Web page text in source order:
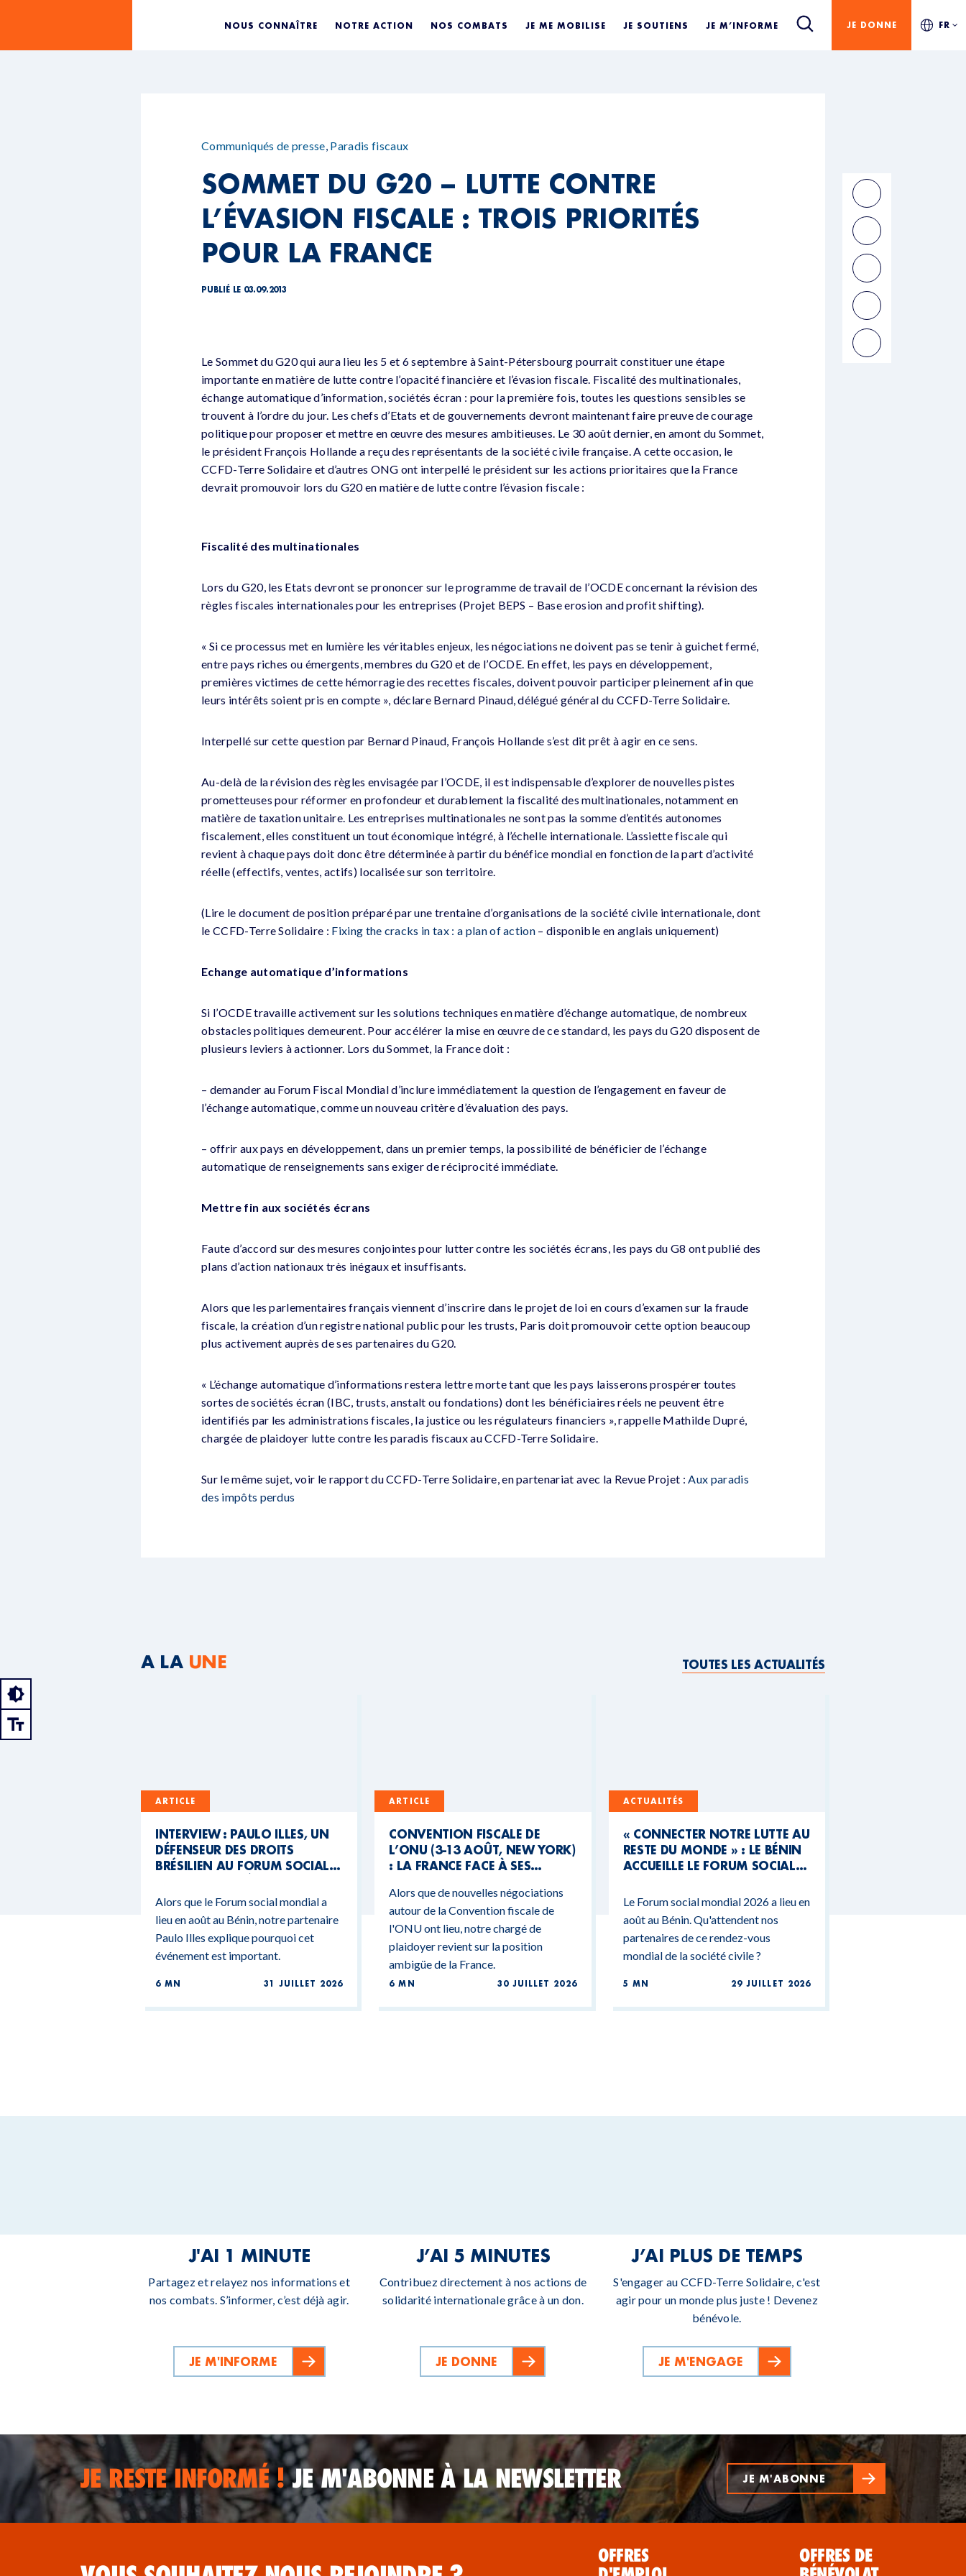
NOUS CONNAÎTRE NOTRE ACTION NOS COMBATS JE ME MOBILISE JE SOUTIENS JE M’INFORME JE DONNE FR
Communiqués de presse, Paradis fiscaux
SOMMET DU G20 – LUTTE CONTRE
L’ÉVASION FISCALE : TROIS PRIORITÉS
POUR LA FRANCE
PUBLIÉ LE 03.09.2013
Le Sommet du G20 qui aura lieu les 5 et 6 septembre à Saint-Pétersbourg pourrait constituer une étape
importante en matière de lutte contre l’opacité financière et l’évasion fiscale. Fiscalité des multinationales,
échange automatique d’information, sociétés écran : pour la première fois, toutes les questions sensibles se
trouvent à l’ordre du jour. Les chefs d’Etats et de gouvernements devront maintenant faire preuve de courage
politique pour proposer et mettre en œuvre des mesures ambitieuses. Le 30 août dernier, en amont du Sommet,
le président François Hollande a reçu des représentants de la société civile française. A cette occasion, le
CCFD-Terre Solidaire et d’autres ONG ont interpellé le président sur les actions prioritaires que la France
devrait promouvoir lors du G20 en matière de lutte contre l’évasion fiscale :
Fiscalité des multinationales
Lors du G20, les Etats devront se prononcer sur le programme de travail de l’OCDE concernant la révision des
règles fiscales internationales pour les entreprises (Projet BEPS – Base erosion and profit shifting).
« Si ce processus met en lumière les véritables enjeux, les négociations ne doivent pas se tenir à guichet fermé,
entre pays riches ou émergents, membres du G20 et de l’OCDE. En effet, les pays en développement,
premières victimes de cette hémorragie des recettes fiscales, doivent pouvoir participer pleinement afin que
leurs intérêts soient pris en compte », déclare Bernard Pinaud, délégué général du CCFD-Terre Solidaire.
Interpellé sur cette question par Bernard Pinaud, François Hollande s’est dit prêt à agir en ce sens.
Au-delà de la révision des règles envisagée par l’OCDE, il est indispensable d’explorer de nouvelles pistes
prometteuses pour réformer en profondeur et durablement la fiscalité des multinationales, notamment en
matière de taxation unitaire. Les entreprises multinationales ne sont pas la somme d’entités autonomes
fiscalement, elles constituent un tout économique intégré, à l’échelle internationale. L’assiette fiscale qui
revient à chaque pays doit donc être déterminée à partir du bénéfice mondial en fonction de la part d’activité
réelle (effectifs, ventes, actifs) localisée sur son territoire.
(Lire le document de position préparé par une trentaine d’organisations de la société civile internationale, dont
le CCFD-Terre Solidaire : Fixing the cracks in tax : a plan of action – disponible en anglais uniquement)
Echange automatique d’informations
Si l’OCDE travaille activement sur les solutions techniques en matière d’échange automatique, de nombreux
obstacles politiques demeurent. Pour accélérer la mise en œuvre de ce standard, les pays du G20 disposent de
plusieurs leviers à actionner. Lors du Sommet, la France doit :
– demander au Forum Fiscal Mondial d’inclure immédiatement la question de l’engagement en faveur de
l’échange automatique, comme un nouveau critère d’évaluation des pays.
– offrir aux pays en développement, dans un premier temps, la possibilité de bénéficier de l’échange
automatique de renseignements sans exiger de réciprocité immédiate.
Mettre fin aux sociétés écrans
Faute d’accord sur des mesures conjointes pour lutter contre les sociétés écrans, les pays du G8 ont publié des
plans d’action nationaux très inégaux et insuffisants.
Alors que les parlementaires français viennent d’inscrire dans le projet de loi en cours d’examen sur la fraude
fiscale, la création d’un registre national public pour les trusts, Paris doit promouvoir cette option beaucoup
plus activement auprès de ses partenaires du G20.
« L’échange automatique d’informations restera lettre morte tant que les pays laisserons prospérer toutes
sortes de sociétés écran (IBC, trusts, anstalt ou fondations) dont les bénéficiaires réels ne peuvent être
identifiés par les administrations fiscales, la justice ou les régulateurs financiers », rappelle Mathilde Dupré,
chargée de plaidoyer lutte contre les paradis fiscaux au CCFD-Terre Solidaire.
Sur le même sujet, voir le rapport du CCFD-Terre Solidaire, en partenariat avec la Revue Projet :Aux paradis
des impôts perdus
A LA UNE TOUTES LES ACTUALITÉS
ARTICLE
INTERVIEW : PAULO ILLES, UN
DÉFENSEUR DES DROITS
BRÉSILIEN AU FORUM SOCIAL
Alors que le Forum social mondial a
lieu en août au Bénin, notre partenaire
Paulo Illes explique pourquoi cet
événement est important.
6 MN 31 JUILLET 2026
ARTICLE
CONVENTION FISCALE DE
L’ONU (3-13 AOÛT, NEW YORK)
: LA FRANCE FACE À SES
BUDGÉTAIRES
Alors que de nouvelles négociations
autour de la Convention fiscale de
l'ONU ont lieu, notre chargé de
plaidoyer revient sur la position
ambigüe de la France.
6 MN 30 JUILLET 2026
ACTUALITÉS
« CONNECTER NOTRE LUTTE AU
RESTE DU MONDE » : LE BÉNIN
ACCUEILLE LE FORUM SOCIAL
Le Forum social mondial 2026 a lieu en
août au Bénin. Qu'attendent nos
partenaires de ce rendez-vous
mondial de la société civile ?
5 MN 29 JUILLET 2026
J'AI 1 MINUTE
Partagez et relayez nos informations et
nos combats. S’informer, c’est déjà agir.
JE M'INFORME
J’AI 5 MINUTES
Contribuez directement à nos actions de
solidarité internationale grâce à un don.
JE DONNE
J’AI PLUS DE TEMPS
S'engager au CCFD-Terre Solidaire, c'est
agir pour un monde plus juste ! Devenez
bénévole.
JE M'ENGAGE
JE RESTE INFORMÉ !JE M'ABONNE À LA NEWSLETTER JE M'ABONNE
OFFRES
OFFRES DE